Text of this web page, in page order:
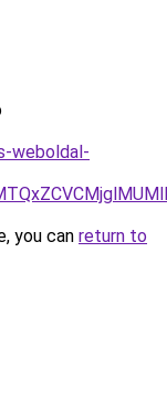
weboldal-
you can return to